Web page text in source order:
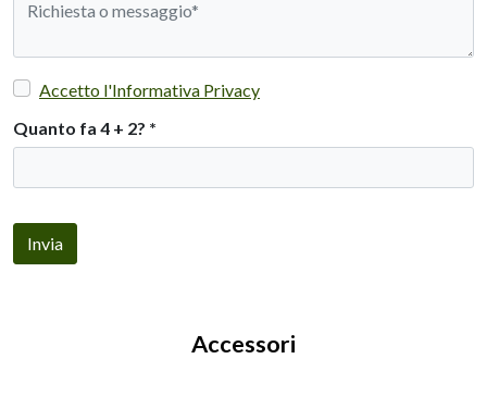
Accetto l'Informativa Privacy
Quanto fa 4 + 2? *
Invia
Accessori